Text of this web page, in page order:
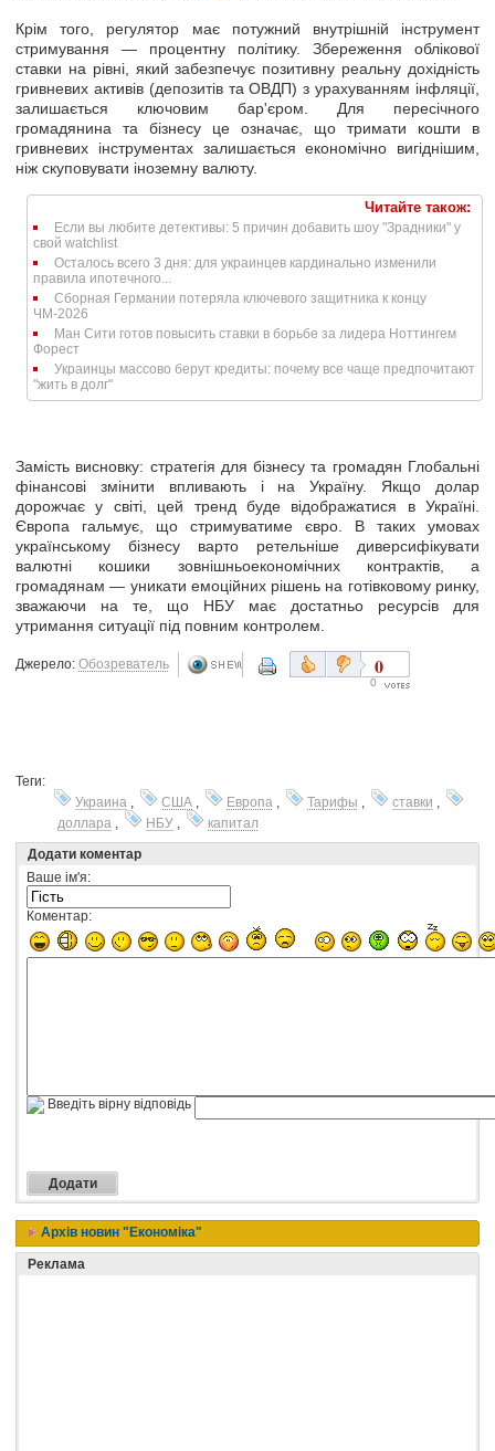
Крім того, регулятор має потужний внутрішній інструмент
стримування — процентну політику. Збереження облікової
ставки на рівні, який забезпечує позитивну реальну дохідність
гривневих активів (депозитів та ОВДП) з урахуванням інфляції,
залишається ключовим бар'єром. Для пересічного
громадянина та бізнесу це означає, що тримати кошти в
гривневих інструментах залишається економічно вигіднішим,
ніж скуповувати іноземну валюту.
Читайте також:
Если вы любите детективы: 5 причин добавить шоу "Зрадники" у
свой watchlist
Осталось всего 3 дня: для украинцев кардинально изменили
правила ипотечного...
Сборная Германии потеряла ключевого защитника к концу
ЧМ-2026
Ман Сити готов повысить ставки в борьбе за лидера Ноттингем
Форест
Украинцы массово берут кредиты: почему все чаще предпочитают
"жить в долг"
Замість висновку: стратегія для бізнесу та громадян Глобальні
фінансові змінити впливають і на Україну. Якщо долар
дорожчає у світі, цей тренд буде відображатися в Україні.
Європа гальмує, що стримуватиме євро. В таких умовах
українському бізнесу варто ретельніше диверсифікувати
валютні кошики зовнішньоекономічних контрактів, а
громадянам — уникати емоційних рішень на готівковому ринку,
зважаючи на те, що НБУ має достатньо ресурсів для
утримання ситуації під повним контролем.
Джерело: Обозреватель 0
0
Теги:
Украина , США , Европа , Тарифы , ставки ,
доллара , НБУ ,
капитал
Додати коментар
Ваше ім'я:
Коментар:
Введіть вірну відповідь
Архів новин "Економіка"
Реклама